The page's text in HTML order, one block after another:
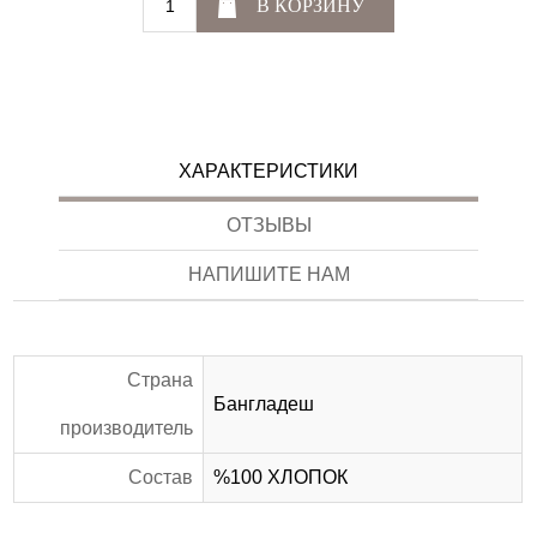
В КОРЗИНУ
ХАРАКТЕРИСТИКИ
ОТЗЫВЫ
НАПИШИТЕ НАМ
Страна
производитель
Бангладеш
Состав %100 ХЛОПОК